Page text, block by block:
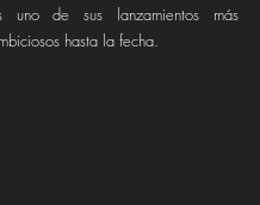
uno de sus lanzamientos más
hasta la fecha.